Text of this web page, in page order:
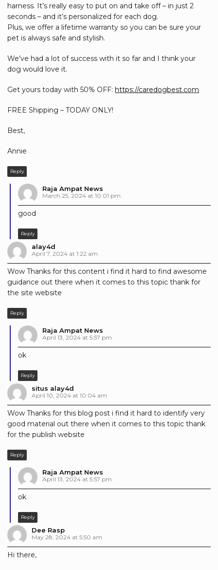
harness. It’s really easy to put on and take off – in just 2
seconds – and it’s personalized for each dog.
Plus, we offer a lifetime warranty so you can be sure your
pet is always safe and stylish.
We’ve had a lot of success with it so far and I think your
dog would love it.
Get yours today with 50% OFF: https://caredogbest.com
FREE Shipping – TODAY ONLY!
Best,
Annie
Reply
Raja Ampat News
March 25, 2024 at 10:01 pm
good
Reply
alay4d
April 7, 2024 at 1:22 am
Wow Thanks for this content i find it hard to find awesome
guidance out there when it comes to this topic thank for
the site website
Reply
Raja Ampat News
April 13, 2024 at 5:57 pm
ok
Reply
situs alay4d
April 10, 2024 at 10:04 am
Wow Thanks for this blog post i find it hard to identify very
good material out there when it comes to this topic thank
for the publish website
Reply
Raja Ampat News
April 13, 2024 at 5:57 pm
ok
Reply
Dee Rasp
May 28, 2024 at 5:50 am
Hi there,